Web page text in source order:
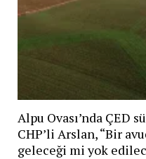
Alpu Ovası’nda ÇED
CHP’li Arslan, “Bir
geleceği mi yok